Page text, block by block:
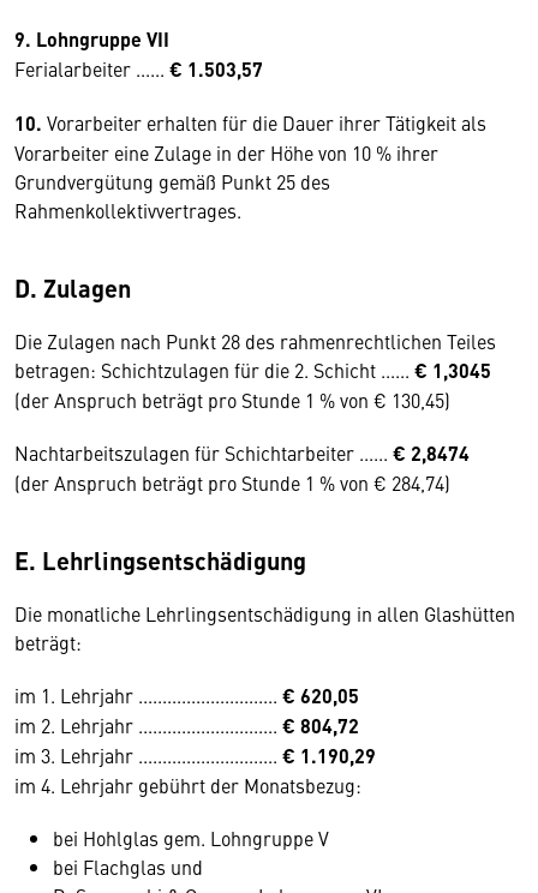
9. Lohngruppe VII
Ferialarbeiter ...... € 1.503,57
10. Vorarbeiter erhalten für die Dauer ihrer Tätigkeit als
Vorarbeiter eine Zulage in der Höhe von 10 % ihrer
Grundvergütung gemäß Punkt 25 des
Rahmenkollektivvertrages.
D. Zulagen
Die Zulagen nach Punkt 28 des rahmenrechtlichen Teiles
betragen: Schichtzulagen für die 2. Schicht ...... € 1,3045
(der Anspruch beträgt pro Stunde 1 % von € 130,45)
Nachtarbeitszulagen für Schichtarbeiter ...... € 2,8474
(der Anspruch beträgt pro Stunde 1 % von € 284,74)
E. Lehrlingsentschädigung
Die monatliche Lehrlingsentschädigung in allen Glashütten
beträgt:
im 1. Lehrjahr ............................. € 620,05
im 2. Lehrjahr ............................. € 804,72
im 3. Lehrjahr ............................. € 1.190,29
im 4. Lehrjahr gebührt der Monatsbezug:
bei Hohlglas gem. Lohngruppe V
bei Flachglas und